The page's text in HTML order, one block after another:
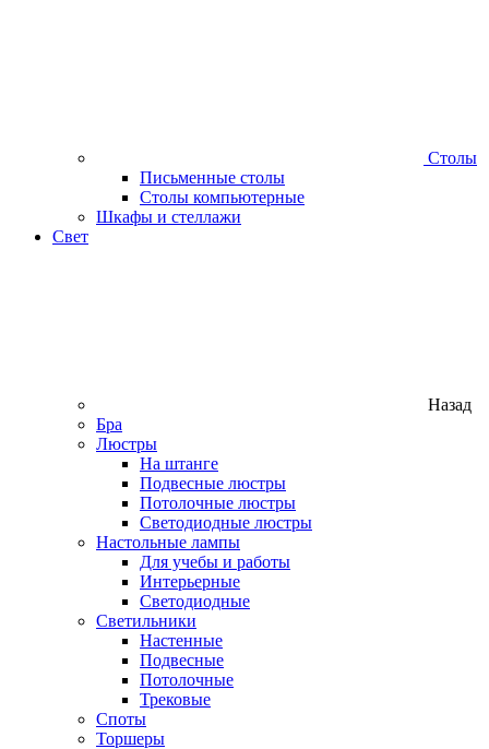
Столы
Письменные столы
Столы компьютерные
Шкафы и стеллажи
Свет
Назад
Бра
Люстры
На штанге
Подвесные люстры
Потолочные люстры
Светодиодные люстры
Настольные лампы
Для учебы и работы
Интерьерные
Светодиодные
Светильники
Настенные
Подвесные
Потолочные
Трековые
Споты
Торшеры